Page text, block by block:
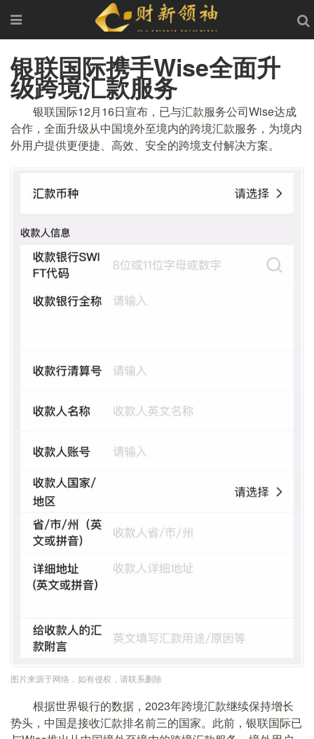
银联国际携手Wise全面升
级跨境汇款服务
银联国际12月16日宣布，已与汇款服务公司Wise达成
合作，全面升级从中国境外至境内的跨境汇款服务，为境内
外用户提供更便捷、高效、安全的跨境支付解决方案。
图片来源于网络，如有侵权，请联系删除
根据世界银行的数据，2023年跨境汇款继续保持增长
势头，中国是接收汇款排名前三的国家。此前，银联国际已